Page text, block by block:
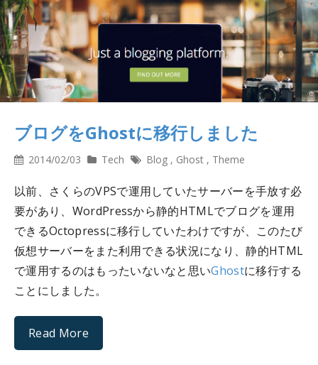
ブログをGhostに移行しました
2014/02/03 Tech Blog , Ghost , Theme
以前、さくらのVPSで運用していたサーバーを手放す必
要があり、WordPressから静的HTMLでブログを運用
できるOctopressに移行していたわけですが、このたび
仮想サーバーをまた利用できる状況になり、静的HTML
で運用するのはもったいないなと思いGhostに移行する
ことにしました。
Read More